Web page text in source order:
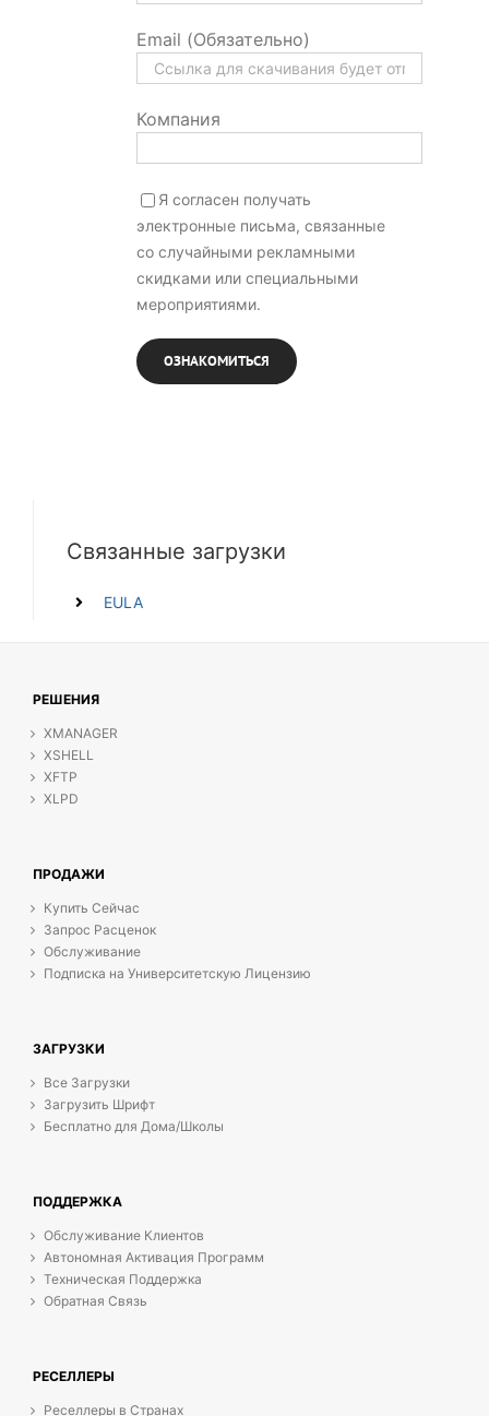
Email (Обязательно)
Компания
Я согласен получать
электронные письма, связанные
со случайными рекламными
скидками или специальными
мероприятиями.
Связанные загрузки
EULA
РЕШЕНИЯ
XMANAGER
XSHELL
XFTP
XLPD
ПРОДАЖИ
Купить Сейчас
Запрос Расценок
Обслуживание
Подписка на Университетскую Лицензию
ЗАГРУЗКИ
Все Загрузки
Загрузить Шрифт
Бесплатно для Дома/Школы
ПОДДЕРЖКА
Обслуживание Клиентов
Автономная Активация Программ
Техническая Поддержка
Обратная Связь
РЕСЕЛЛЕРЫ
Реселлеры в Странах